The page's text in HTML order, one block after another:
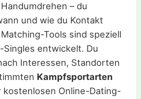
– du
und wie du Kontakt
Tools sind speziell
entwickelt. Du
Interessen, Standorten
Kampfsportarten
kostenlosen Online-Dating-